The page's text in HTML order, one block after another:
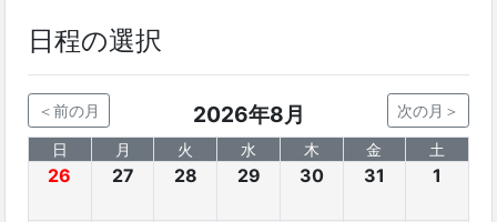
日程の選択
＜前の月 2026年8月 次の月＞
日 月 火 水 木 金 土
26 27 28 29 30 31 1